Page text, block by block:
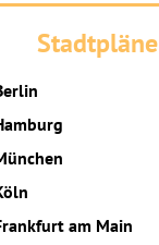
Stadtpläne
am Main